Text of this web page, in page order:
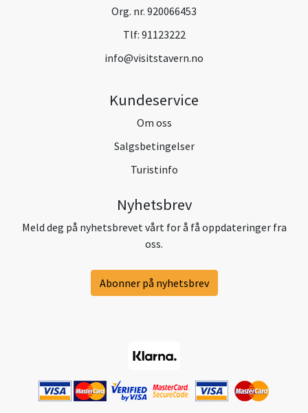
Org. nr. 920066453
Tlf: 91123222
info@visitstavern.no
Kundeservice
Om oss
Salgsbetingelser
Turistinfo
Nyhetsbrev
Meld deg på nyhetsbrevet vårt for å få oppdateringer fra
oss.
Abonner på nyhetsbrev